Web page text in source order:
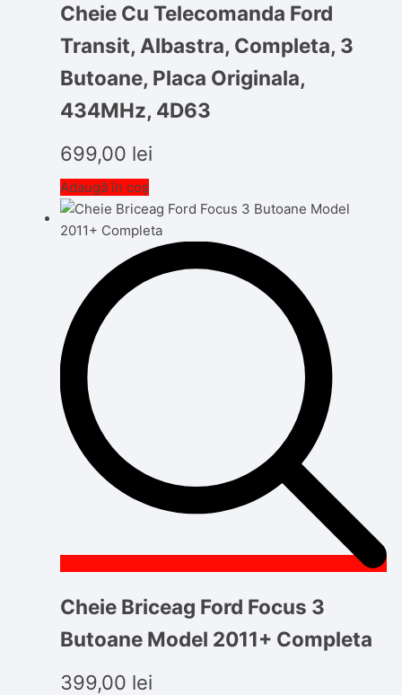
Cheie Cu Telecomanda Ford
Transit, Albastra, Completa, 3
Butoane, Placa Originala,
434MHz, 4D63
699,00 lei
Adaugă în coș
Cheie Briceag Ford Focus 3
Butoane Model 2011+ Completa
399,00 lei